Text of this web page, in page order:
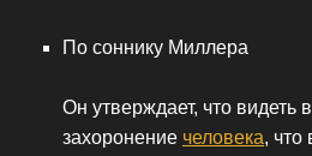
По соннику Миллера
Он утверждает, что видеть
захоронение человека, что